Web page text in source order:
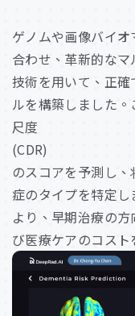
ゲノムや画像バイ
合わせ、革新的な
技術を用いて、正
ルを構築しました
尺度
(CDR)
のスコアを予測し
症のタイプを特定
より、早期治療の
び医療ケアのコス